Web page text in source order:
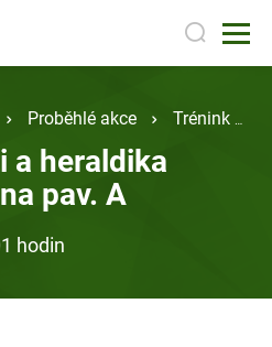
Proběhlé akce Trénink paměti a heraldika českých krajů na pav. A
a heraldika
pav. A
hodin